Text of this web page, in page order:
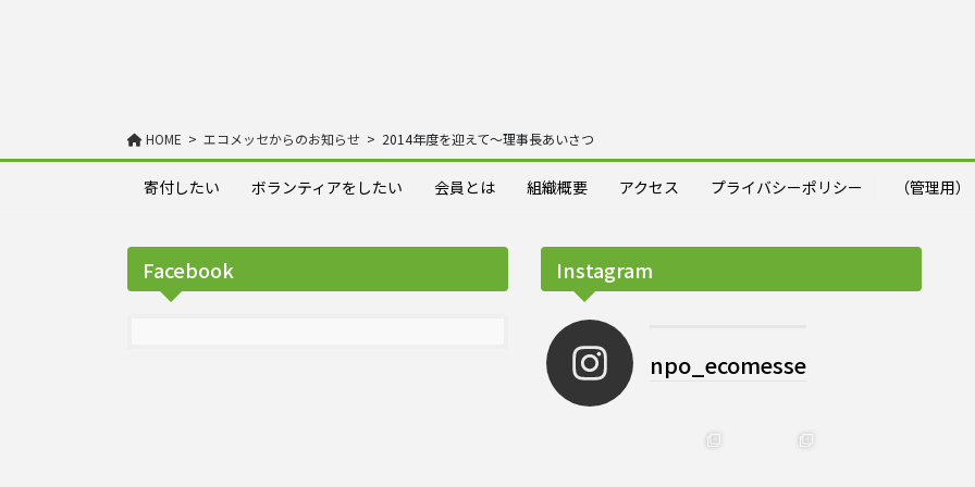
HOME エコメッセからのお知らせ 2014年度を迎えて～理事長あいさつ
寄付したい ボランティアをしたい 会員とは 組織概要 アクセス プライバシーポリシー （管理用）
Facebook Instagram
npo_ecomesse